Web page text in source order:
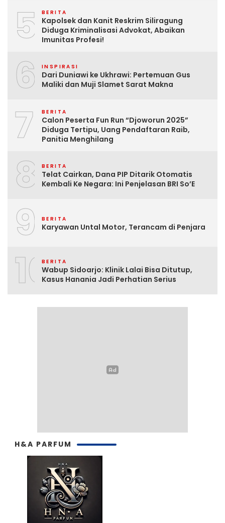
5 BERITA
Kapolsek dan Kanit Reskrim Siliragung
Diduga Kriminalisasi Advokat, Abaikan
Imunitas Profesi!
6 INSPIRASI
Dari Duniawi ke Ukhrawi: Pertemuan Gus
Maliki dan Muji Slamet Sarat Makna
7 BERITA
Calon Peserta Fun Run “Djoworun 2025”
Diduga Tertipu, Uang Pendaftaran Raib,
Panitia Menghilang
8 BERITA
Telat Cairkan, Dana PIP Ditarik Otomatis
Kembali Ke Negara: Ini Penjelasan BRI So’E
9 BERITA
Karyawan Untal Motor, Terancam di Penjara
10BERITA
Wabup Sidoarjo: Klinik Lalai Bisa Ditutup,
Kasus Hanania Jadi Perhatian Serius
H&A PARFUM